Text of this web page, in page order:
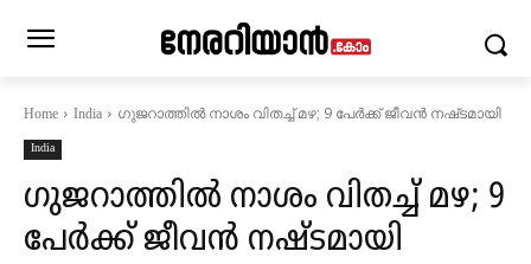
Home India ഗുജറാത്തിൽ നാശം വിതച്ച് മഴ; 9 പേർക്ക് ജീവൻ നഷ്‌ടമായി
India
ഗുജറാത്തിൽ നാശം വിതച്ച് മഴ; 9
പേർക്ക് ജീവൻ നഷ്‌ടമായി